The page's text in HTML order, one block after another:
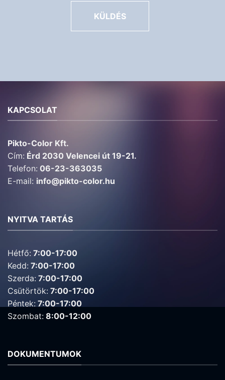
KÜLDÉS
KAPCSOLAT
Pikto-Color Kft.
Cím: Érd 2030 Velencei út 19-21.
Telefon: 06-23-363035
E-mail: info@pikto-color.hu
NYITVA TARTÁS
Hétfő: 7:00-17:00
Kedd: 7:00-17:00
Szerda: 7:00-17:00
Csütörtök: 7:00-17:00
Péntek: 7:00-17:00
Szombat: 8:00-12:00
DOKUMENTUMOK